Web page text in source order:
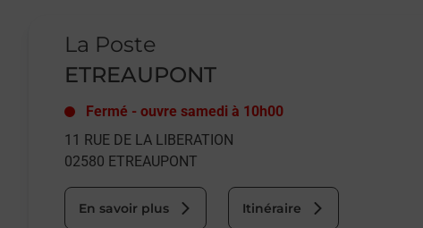
La Poste
ETREAUPONT
Fermé - ouvre samedi à 10h00
11 RUE DE LA LIBERATION
02580 ETREAUPONT
En savoir plus Itinéraire